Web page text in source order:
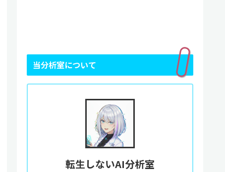
当分析室について
転生しないAI分析室